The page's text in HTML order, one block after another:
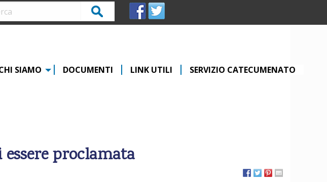
Cerca
SIAMO DOCUMENTI LINK UTILI SERVIZIO CATECUMENATO
proclamata